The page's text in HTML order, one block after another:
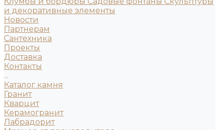
и декоративные элементы
Новости
Партнерам
Сантехника
Проекты
Доставка
Контакты
...
Каталог камня
Гранит
Кварцит
Керамогранит
Лабрадорит